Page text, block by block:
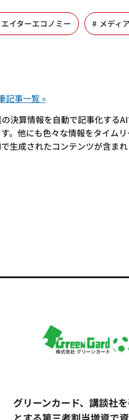
イターエコノミー メディ
決算情報を自動で記事化する
。他にも色々な情報をタイム
生成されたコンテンツが含ま
グリーンカード、講談社